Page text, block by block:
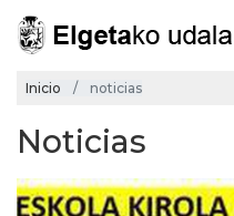
Inicio noticias
Noticias